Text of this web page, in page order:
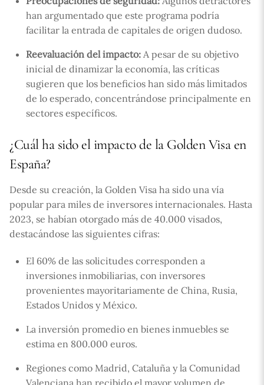
han argumentado que este programa podría
facilitar la entrada de capitales de origen dudoso.
Reevaluación del impacto: A pesar de su objetivo
inicial de dinamizar la economía, las críticas
sugieren que los beneficios han sido más limitados
de lo esperado, concentrándose principalmente en
sectores específicos.
¿Cuál ha sido el impacto de la Golden Visa en
España?
Desde su creación, la Golden Visa ha sido una vía
popular para miles de inversores internacionales. Hasta
2023, se habían otorgado más de 40.000 visados,
destacándose las siguientes cifras:
El 60% de las solicitudes corresponden a
inversiones inmobiliarias, con inversores
provenientes mayoritariamente de China, Rusia,
Estados Unidos y México.
La inversión promedio en bienes inmuebles se
estima en 800.000 euros.
Regiones como Madrid, Cataluña y la Comunidad
Valenciana han recibido el mayor volumen de